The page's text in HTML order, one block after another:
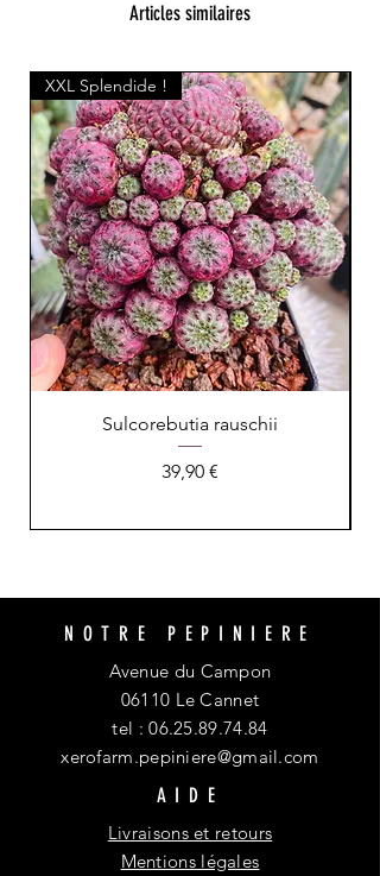
Articles similaires
XXL Splendide !
Sulcorebutia rauschii
Prix
39,90 €
NOTRE PEPINIERE
Avenue du Campon
06110 Le Cannet
tel :06.25.89.74.84
xerofarm.pepiniere@gmail.com
AIDE
Livraisons et retours
Mentions légales